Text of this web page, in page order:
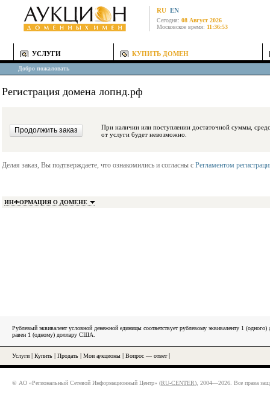
RU EN
Сегодня: 08 Август 2026
Московское время: 11:36:53
УСЛУГИ КУПИТЬ ДОМЕН
Добро пожаловать
Регистрация домена лопнд.рф
При наличии или поступлении достаточной суммы, средства будут
от услуги будет невозможно.
Делая заказ, Вы подтверждаете, что ознакомились и согласны с Регламентом
ИНФОРМАЦИЯ О ДОМЕНЕ
Рублевый эквивалент условной денежной единицы соответствует рублевому эквиваленту 1
равен 1 (одному) доллару США.
Услуги Купить Продать Мои аукционы Вопрос — ответ|
© АО «Региональный Сетевой Информационный Центр» (RU-CENTER), 2004—2026. Все права